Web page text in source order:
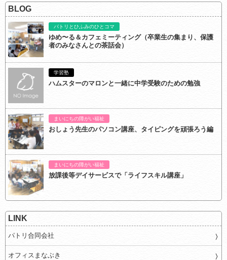
BLOG
パトリとひふみのひとコマ
ゆめ〜る＆カフェミーティング（卒業生の集まり、保護
者のみなさんとの茶話会）
学習塾
ハムスターのマロンと一緒に中学受験のための勉強
まいにちの障がい福祉
おしょう先生のパソコン講座、タイピングを頑張ろう編
まいにちの障がい福祉
放課後等デイサービスで「ライフスキル講座」
LINK
パトリ合同会社
オフィスまなぶき